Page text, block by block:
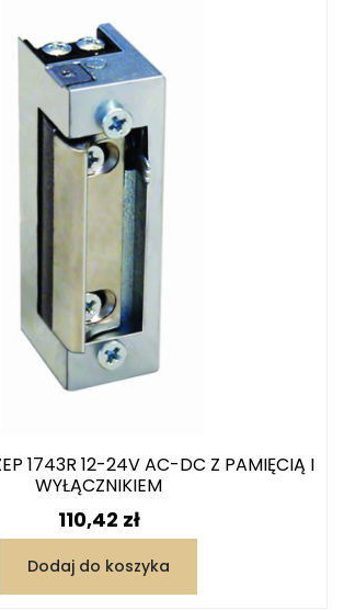
1743R 12-24V AC-DC Z PAMIĘCIĄ I
WYŁĄCZNIKIEM
Cena
110,42 zł
Dodaj do koszyka